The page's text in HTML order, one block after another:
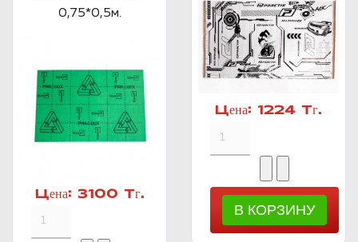
0,75*0,5м.
Цена: 3100 Тг.
Цена: 1224 Тг.